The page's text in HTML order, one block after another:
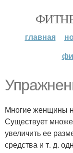
главная
Многие женщины
Существует
увеличить ее
средства и т. д.